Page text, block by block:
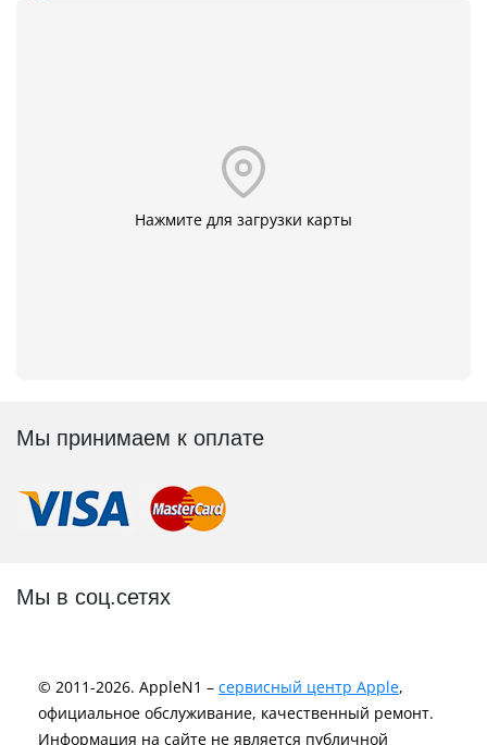
Нажмите для загрузки карты
Мы принимаем к оплате
Мы в соц.сетях
© 2011-2026. AppleN1 – сервисный центр Apple,
официальное обслуживание, качественный ремонт.
Информация на сайте не является публичной